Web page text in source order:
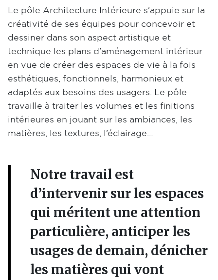
Le pôle Architecture Intérieure s’appuie sur la
créativité de ses équipes pour concevoir et
dessiner dans son aspect artistique et
technique les plans d’aménagement intérieur
en vue de créer des espaces de vie à la fois
esthétiques, fonctionnels, harmonieux et
adaptés aux besoins des usagers. Le pôle
travaille à traiter les volumes et les finitions
intérieures en jouant sur les ambiances, les
matières, les textures, l’éclairage…
Notre travail est
d’intervenir sur les espaces
qui méritent une attention
particulière, anticiper les
usages de demain, dénicher
les matières qui vont